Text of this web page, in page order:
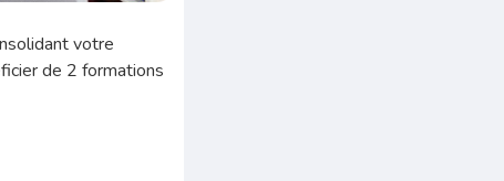
votre
de 2 formations